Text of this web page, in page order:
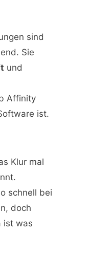
sind
Sie
und
Affinity
ist.
Klur mal
schnell bei
doch
ist was